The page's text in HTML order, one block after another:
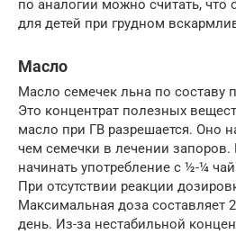
по аналогии можно считать,
для детей при грудном
Масло
Масло семечек льна по составу
Это концентрат полезных
масло при ГВ разрешается. Оно
чем семечки в лечении запоров.
начинать употребление с ½-¼
При отсутствии реакции
Максимальная доза составляет
день. Из-за нестабильной